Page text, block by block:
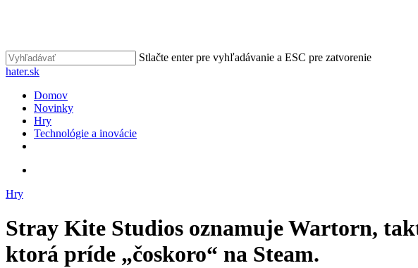
content
Stlačte enter pre vyhľadávanie a ESC pre zatvorenie
Close
hater.sk
vyhľadávať
Menu
Domov
Novinky
Hry
Technológie a inovácie
Hry
Stray Kite Studios oznamuje Wartorn,
ktorá príde „čoskoro“ na Steam.